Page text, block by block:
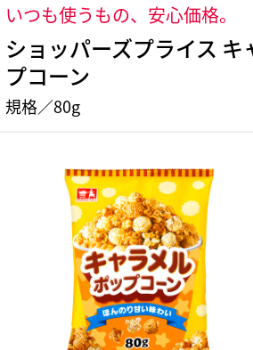
いつも使うもの、安心価格。
ショッパーズプライス キ
プコーン
規格／80g